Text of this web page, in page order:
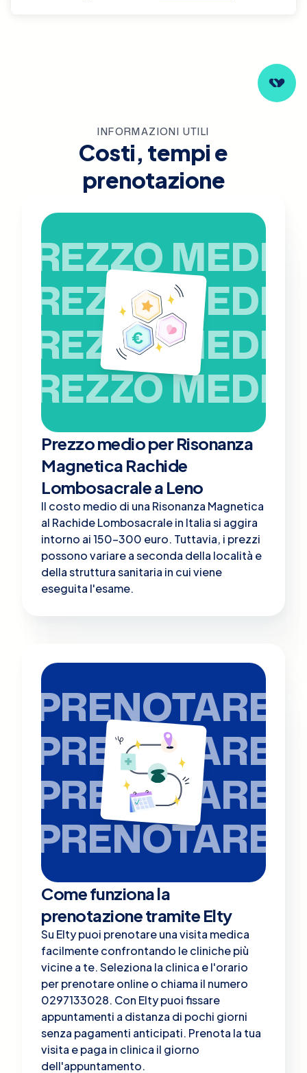
INFORMAZIONI UTILI
Costi, tempi e
prenotazione
PREZZO MEDIO
PREZZO MEDIO
PREZZO MEDIO
PREZZO MEDIO
Prezzo medio per Risonanza
Magnetica Rachide
Lombosacrale a Leno
Il costo medio di una Risonanza Magnetica
al Rachide Lombosacrale in Italia si aggira
intorno ai 150-300 euro. Tuttavia, i prezzi
possono variare a seconda della località e
della struttura sanitaria in cui viene
eseguita l'esame.
PRENOTARE
PRENOTARE
PRENOTARE
PRENOTARE
Come funziona la
prenotazione tramite Elty
Su Elty puoi prenotare una visita medica
facilmente confrontando le cliniche più
vicine a te. Seleziona la clinica e l'orario
per prenotare online o chiama il numero
0297133028. Con Elty puoi fissare
appuntamenti a distanza di pochi giorni
senza pagamenti anticipati. Prenota la tua
visita e paga in clinica il giorno
dell'appuntamento.